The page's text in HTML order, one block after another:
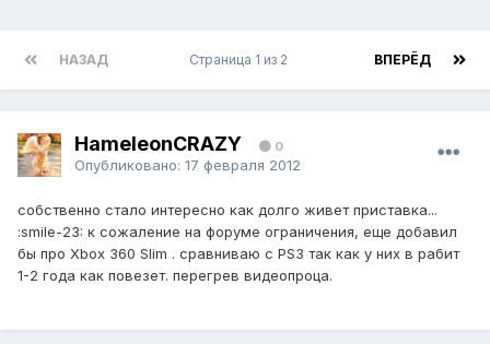
НАЗАД ВПЕРЁД
Страница 1 из 2
HameleonCRAZY 0
Опубликовано: 17 февраля 2012
собственно стало интересно как долго живет приставка...
:smile-23: к сожаление на форуме ограничения, еще добавил
бы про Xbox 360 Slim . сравниваю с PS3 так как у них в рабит
1-2 года как повезет. перегрев видеопроца.